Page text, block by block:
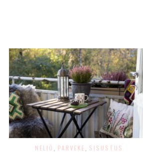
NELIÖ PARVEKE SISUSTUS